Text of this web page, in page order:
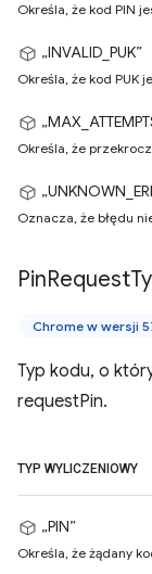
Określa, że kod PIN
„INVALID_PUK”
Określa, że kod PUK
Określa, że
Oznacza, że błędu
PinRequest
Chrome w wersji
Typ kodu, o
requestPin.
TYP WYLICZENIOWY
„PIN”
Określa, że żądany